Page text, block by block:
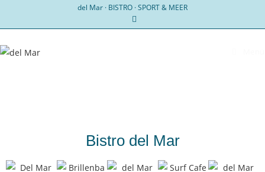
del Mar · BISTRO · SPORT & MEER
Bistro del Mar